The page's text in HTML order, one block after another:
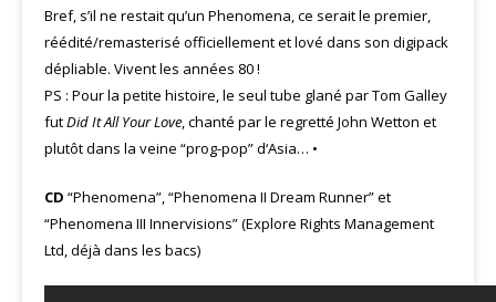
Bref, s’il ne restait qu’un Phenomena, ce serait le premier,
réédité/remasterisé officiellement et lové dans son digipack
dépliable. Vivent les années 80 !
PS : Pour la petite histoire, le seul tube glané par Tom Galley
futDid It All Your Love, chanté par le regretté John Wetton et
plutôt dans la veine “prog-pop” d‘Asia… •
CD “Phenomena”, “Phenomena II Dream Runner” et
“Phenomena III Innervisions” (Explore Rights Management
Ltd, déjà dans les bacs)